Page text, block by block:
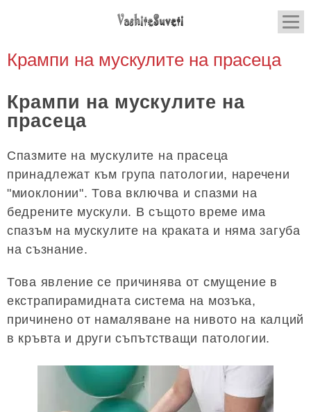
Крампи на мускулите на прасеца
Крампи на мускулите на
прасеца
Спазмите на мускулите на прасеца
принадлежат към група патологии, наречени
"миоклонии". Това включва и спазми на
бедрените мускули. В същото време има
спазъм на мускулите на краката и няма загуба
на съзнание.
Това явление се причинява от смущение в
екстрапирамидната система на мозъка,
причинено от намаляване на нивото на калций
в кръвта и други съпътстващи патологии.